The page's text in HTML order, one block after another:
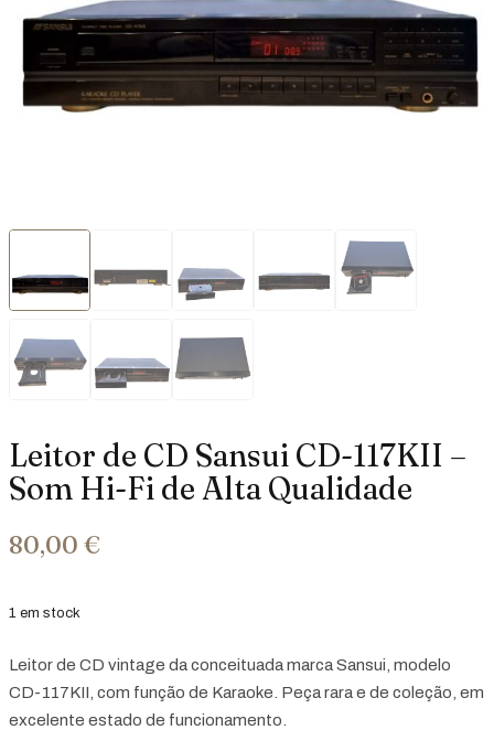
Leitor de CD Sansui CD-117KII –
Som Hi-Fi de Alta Qualidade
80,00 €
1 em stock
Leitor de CD vintage da conceituada marca Sansui, modelo
CD-117KII, com função de Karaoke. Peça rara e de coleção, em
excelente estado de funcionamento.